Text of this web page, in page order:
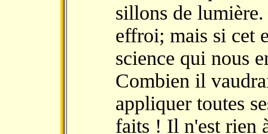
sillons de lumière.
effroi; mais si cet
science qui nous
Combien il
appliquer toutes
faits ! Il n'est rien